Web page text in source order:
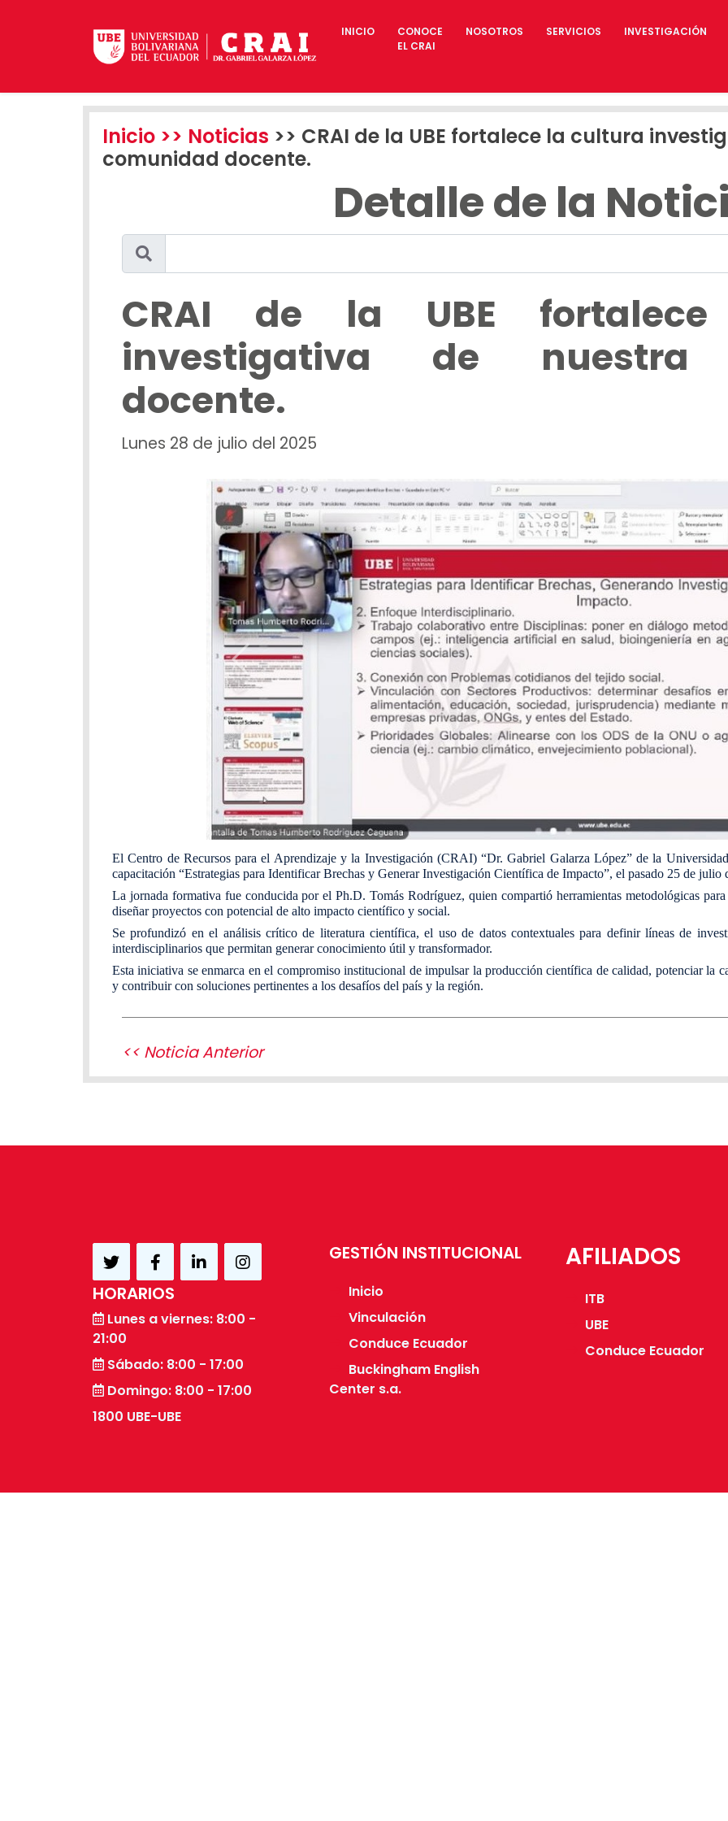
INICIO
CONOCE
EL CRAI
NOSOTROS SERVICIOS INVESTIGACIÓN
Inicio >> Noticias >> CRAI de la UBE fortalece la cultura
comunidad docente.
Detalle de la
CRAI de la UBE
investigativa de nuestra
docente.
Lunes 28 de julio del 2025
Previous
El Centro de Recursos para el Aprendizaje y la Investigación (CRAI) “Dr. Gabriel Galarza López” de la
capacitación “Estrategias para Identificar Brechas y Generar Investigación Científica de Impacto”, el pasado 25 de julio
La jornada formativa fue conducida por el Ph.D. Tomás Rodríguez, quien compartió herramientas metodológicas
diseñar proyectos con potencial de alto impacto científico y social.
Se profundizó en el análisis crítico de literatura científica, el uso de datos contextuales para definir líneas de
interdisciplinarios que permitan generar conocimiento útil y transformador.
Esta iniciativa se enmarca en el compromiso institucional de impulsar la producción científica de calidad, potenciar la
y contribuir con soluciones pertinentes a los desafíos del país y la región.
<< Noticia Anterior
HORARIOS
Lunes a viernes: 8:00 -
21:00
Sábado: 8:00 - 17:00
Domingo: 8:00 - 17:00
1800 UBE-UBE
GESTIÓN INSTITUCIONAL
Inicio
Vinculación
Conduce Ecuador
Buckingham English
Center s.a.
AFILIADOS
ITB
UBE
Conduce Ecuador